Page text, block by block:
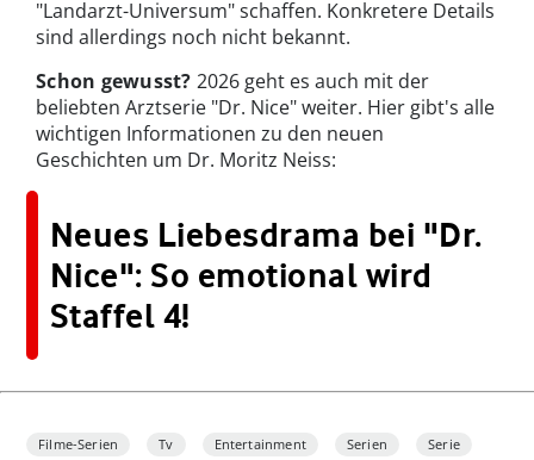
"Landarzt-Universum" schaffen. Konkretere Details
sind allerdings noch nicht bekannt.
Schon gewusst? 2026 geht es auch mit der
beliebten Arztserie "Dr. Nice" weiter. Hier gibt's alle
wichtigen Informationen zu den neuen
Geschichten um Dr. Moritz Neiss:
Neues Liebesdrama bei "Dr.
Nice": So emotional wird
Staffel 4!
Filme-Serien Tv Entertainment Serien Serie